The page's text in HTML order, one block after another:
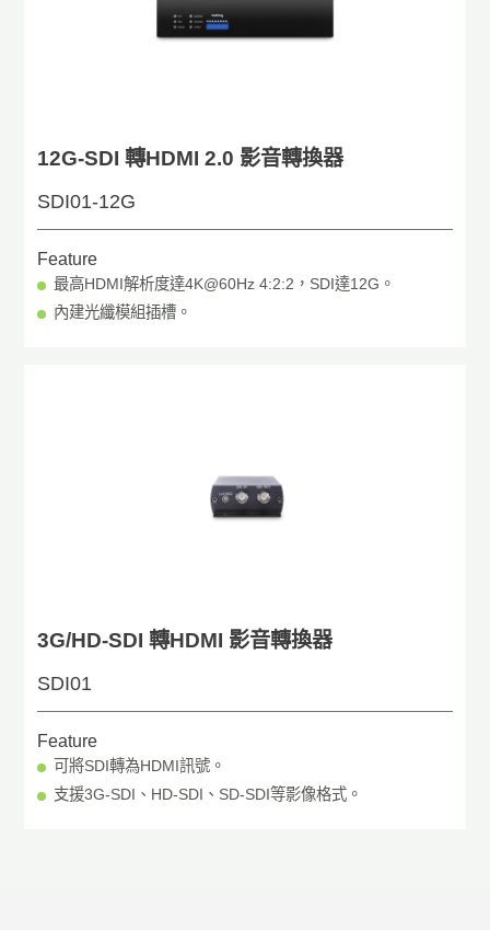
12G-SDI 轉HDMI 2.0 影音轉換器
SDI01-12G
Feature
最高HDMI解析度達4K@60Hz 4:2:2，SDI達12G。
內建光纖模組插槽。
3G/HD-SDI 轉HDMI 影音轉換器
SDI01
Feature
可將SDI轉為HDMI訊號。
支援3G-SDI、HD-SDI、SD-SDI等影像格式。